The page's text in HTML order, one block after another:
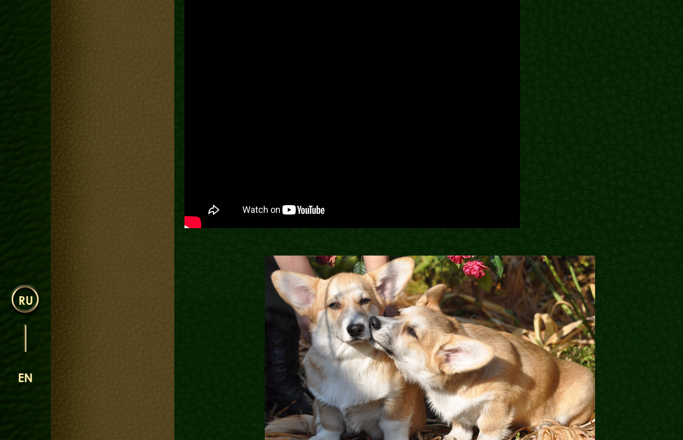
RU
EN